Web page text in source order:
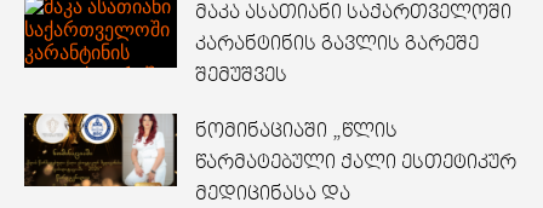
მაკა ასათიანი საქართველოში
კარანტინის გავლის გარეშე
შემუშვეს
ნომინაციაში „წლის
წარმატებული ქალი ესთეტიკურ
მედიცინასა და